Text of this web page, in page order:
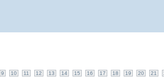
9 10 11 12 13 14 15 16 17 18 19 20 21